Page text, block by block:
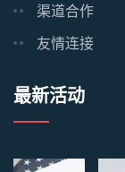
渠道合作
友情连接
最新活动